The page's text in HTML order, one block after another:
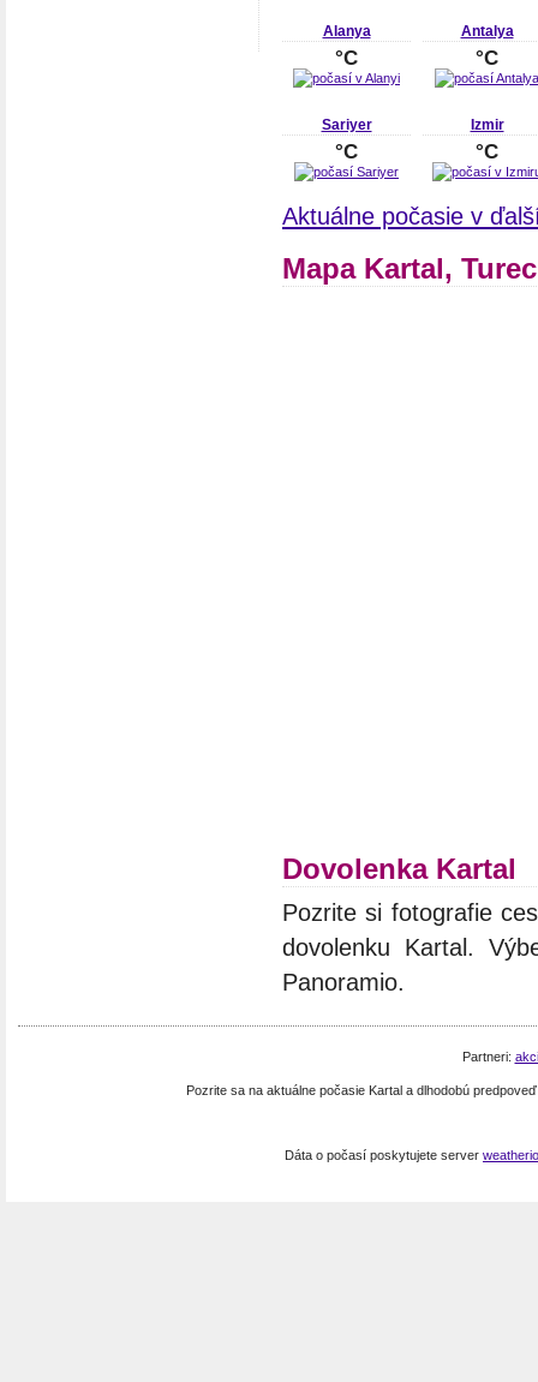
Alanya
°C
Antalya
°C
Sariyer
°C
Izmir
°C
Aktuálne počasie v
Mapa Kartal,
Dovolenka Kartal
Pozrite si fotografie
dovolenku Kartal.
Panoramio.
Partneri:
Pozrite sa na aktuálne počasie Kartal a dlhodobú
Dáta o počasí poskytujete server